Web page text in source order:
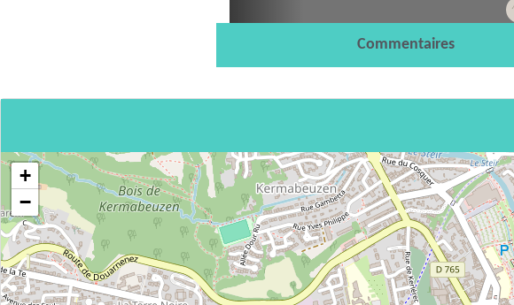
Commentaires
+
−